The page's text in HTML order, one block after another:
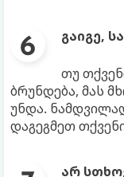
გაიგე,
თუ
ბრუნდება, მას
უნდა.
დაგეგმეთ
არ